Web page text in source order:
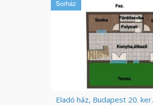
Sorház
Eladó ház, Budapest 20. ker.